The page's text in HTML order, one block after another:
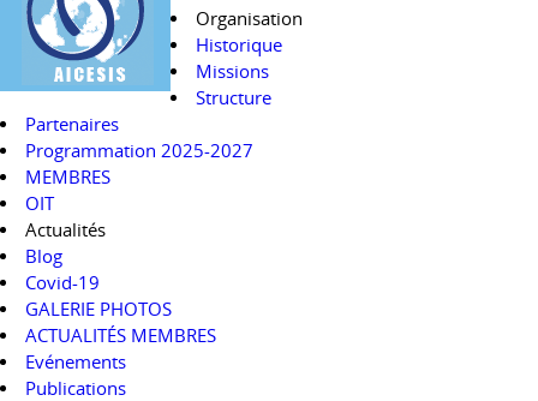
Organisation
Historique
Missions
Structure
Partenaires
Programmation 2025-2027
MEMBRES
OIT
Actualités
Blog
Covid-19
GALERIE PHOTOS
ACTUALITÉS MEMBRES
Evénements
Publications